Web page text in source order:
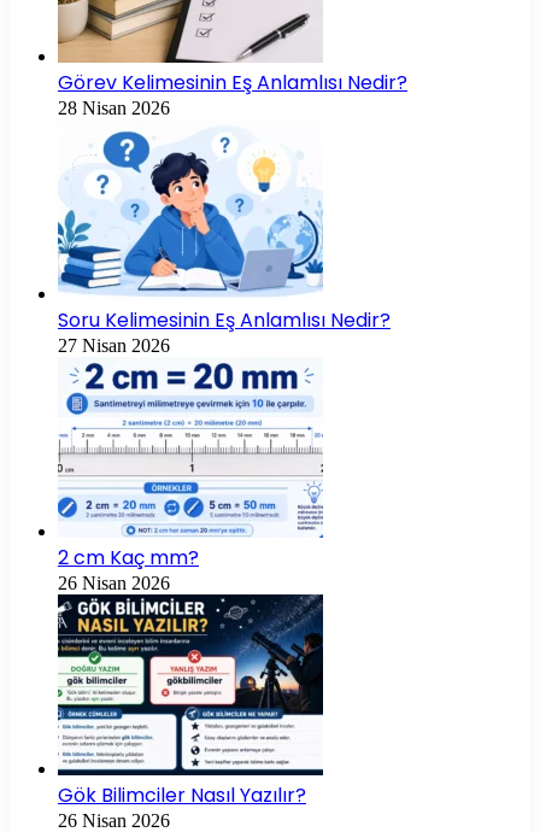
Görev Kelimesinin Eş Anlamlısı Nedir?
28 Nisan 2026
Soru Kelimesinin Eş Anlamlısı Nedir?
27 Nisan 2026
2 cm Kaç mm?
26 Nisan 2026
Gök Bilimciler Nasıl Yazılır?
26 Nisan 2026